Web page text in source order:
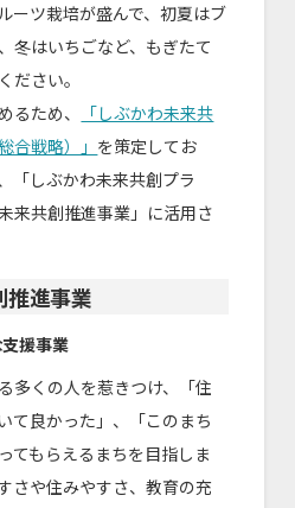
ーツ栽培が盛んで、初夏はブ
冬はいちごなど、もぎたて
ださい。
るため、
「しぶかわ未来共
合戦略）」 を策定してお
「しぶかわ未来共創プラ
来共創推進事業」に活用さ
推進事業
援事業
多くの人を惹きつけ、「住
て良かった」、「このまち
てもらえるまちを目指しま
さや住みやすさ、教育の充